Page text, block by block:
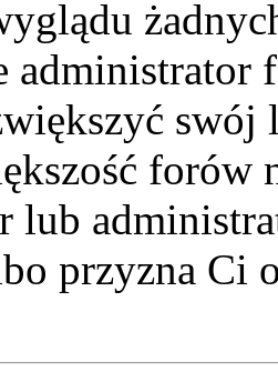
administrator
forów
lub
przyzna Ci